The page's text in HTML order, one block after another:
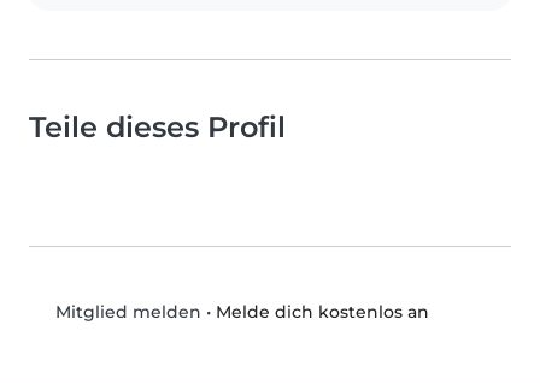
Teile dieses Profil
Mitglied melden • Melde dich kostenlos an